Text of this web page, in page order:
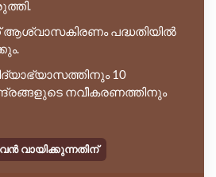
ആശ്വാസകിരണം പദ്ധതിയിൽ
10
നവീകരണത്തിനും
വായിക്കുന്നതിന്